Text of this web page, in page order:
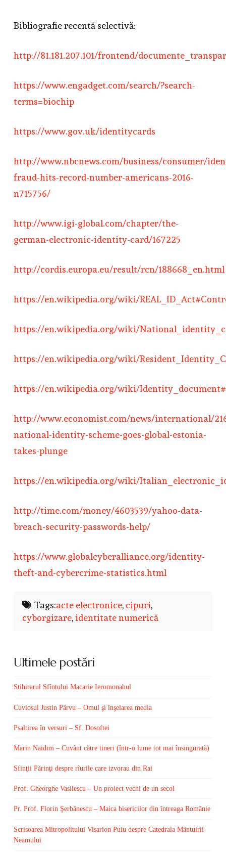
Bibliografie recentă selectivă:
http://81.181.207.101/frontend/
https://www.engadget.com/search/?search-
terms=biochip
https://www.gov.uk/identitycards
http://www.nbcnews.com/business/consumer/
fraud-hits-record-number-americans-2016-
n715756/
http://www.igi-global.com/chapter/the-
german-electronic-identity-card/167225
http://cordis.europa.eu/result/rcn/188668_en.html
https://en.wikipedia.org/wiki/
https://en.wikipedia.org/wiki/
https://en.wikipedia.org/wiki/
https://en.wikipedia.org/wiki/
http://www.economist.com/news/international/
national-identity-scheme-goes-global-estonia-
takes-plunge
https://en.wikipedia.org/wiki/
http://time.com/money/4603539/yahoo-data-
breach-security-passwords-help/
https://www.globalcyberalliance.org/identity-
theft-and-cybercrime-statistics.html
Tags:acte electronice, cipuri,
cyborgizare,identitate numerică
Ultimele postări
Stihirarul Sfîntului Macarie Ieromonahul
Cuviosul Justin Pârvu – Omul şi înşelarea media
Psaltirea în versuri – Sf. Dosoftei
Marin Naidim – Cuvânt către tineri (într-o lume tot mai însingurată)
Sfinţii Părinţi despre rîurile care izvorau din Rai
Prof. Gheorghe Vasilescu – Un proiect vechi de un secol
Pr. Prof. Florin Şerbănescu – Maica bisericilor din întreaga Românie
Scrisoarea Mitropolitului Visarion Puiu despre Catedrala Mântuirii
Neamului